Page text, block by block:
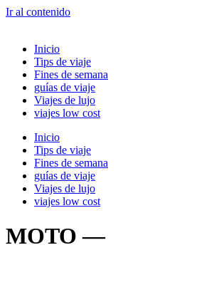
Ir al contenido
Inicio
Tips de viaje
Fines de semana
guías de viaje
Viajes de lujo
viajes low cost
Inicio
Tips de viaje
Fines de semana
guías de viaje
Viajes de lujo
viajes low cost
MOTO —